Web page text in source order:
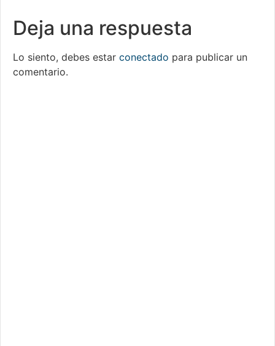
Deja una respuesta
Lo siento, debes estar conectado para publicar un
comentario.